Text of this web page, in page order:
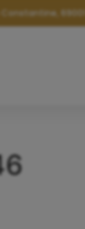
Constantine,